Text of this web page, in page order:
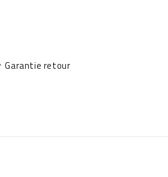
Garantie retour